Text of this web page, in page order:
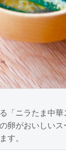
「ニラたま中
卵がおいしい
す。